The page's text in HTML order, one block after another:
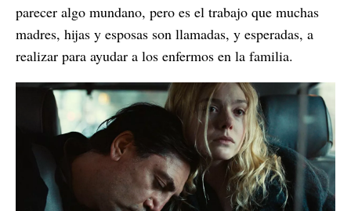
parecer algo mundano, pero es el trabajo que muchas
madres, hijas y esposas son llamadas, y esperadas, a
realizar para ayudar a los enfermos en la familia.